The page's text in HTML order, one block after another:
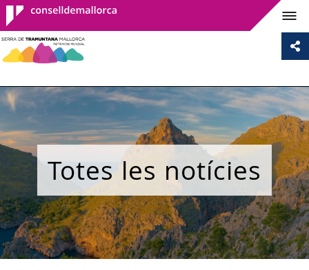
Consell de
Mallorca
Totes les notícies